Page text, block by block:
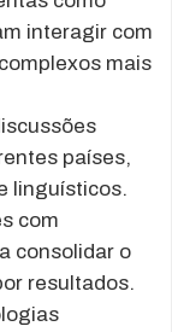
interagir com
mais
países,
linguísticos.
com
consolidar o
resultados.